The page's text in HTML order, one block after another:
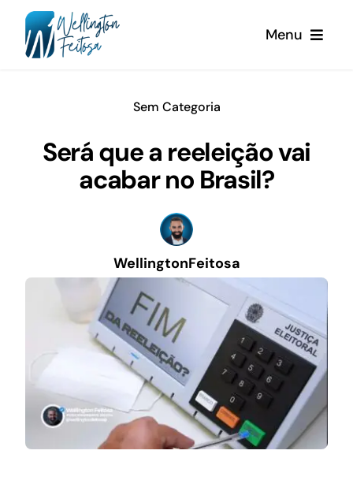
para
Menu
Sobre Nós
Blog
Sem Categoria
Será que a reeleição vai
acabar no Brasil?
WellingtonFeitosa